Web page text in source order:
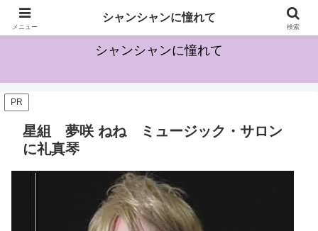
宝塚に興味を持ち始めた方のためになる情報を発信していきます
シャンシャンに憧れて
PR
星組 夢咲 ねね ミュージック・サロン
に礼真琴
メニュー
シャンシャンに憧れて
検索